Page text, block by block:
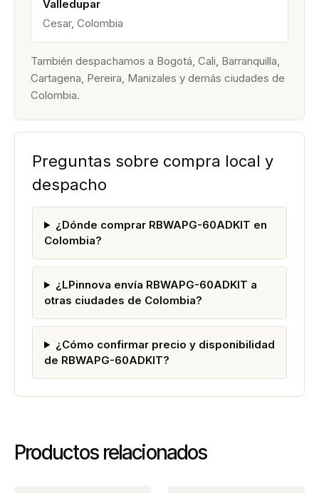
Valledupar
Cesar, Colombia
También despachamos a Bogotá, Cali, Barranquilla,
Cartagena, Pereira, Manizales y demás ciudades de
Colombia.
Preguntas sobre compra local y
despacho
¿Dónde comprar RBWAPG-60ADKIT en
Colombia?
¿LPinnova envía RBWAPG-60ADKIT a
otras ciudades de Colombia?
¿Cómo confirmar precio y disponibilidad
de RBWAPG-60ADKIT?
Productos relacionados